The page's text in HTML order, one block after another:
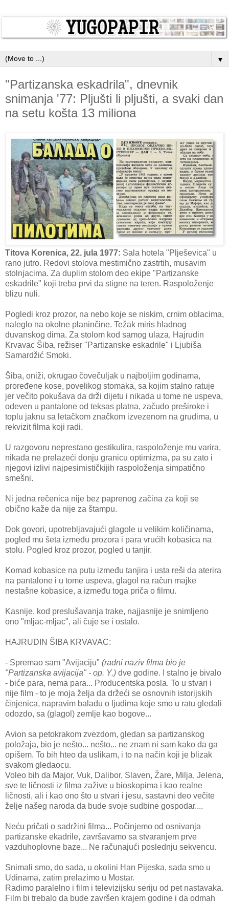
▼
"Partizanska eskadrila", dnevnik
snimanja '77: Pljušti li pljušti, a svaki dan
na setu košta 13 miliona
Titova Korenica, 22. jula 1977: Sala hotela "Plješevica" u
rano jutro. Redovi stolova mestimično zastrtih, musavim
stolnjacima. Za duplim stolom deo ekipe "Partizanske
eskadrile" koji treba prvi da stigne na teren. Raspoloženje
blizu nuli.
Pogledi kroz prozor, na nebo koje se niskim, crnim oblacima,
naleglo na okolne planinčine. Težak miris hladnog
duvanskog dima. Za stolom kod samog ulaza, Hajrudin
Krvavac Šiba, režiser "Partizanske eskadrile" i Ljubiša
Samardžić Smoki.
Šiba, oniži, okrugao čovečuljak u najboljim godinama,
proređene kose, povelikog stomaka, sa kojim stalno ratuje
jer večito pokušava da drži dijetu i nikada u tome ne uspeva,
odeven u pantalone od teksas platna, začudo preširoke i
toplu jaknu sa letačkom značkom izvezenom na grudima, u
rekvizit filma koji radi.
U razgovoru neprestano gestikulira, raspoloženje mu varira,
nikada ne prelazeći donju granicu optimizma, pa su zato i
njegovi izlivi najpesimističkijih raspoloženja simpatično
smešni.
Ni jedna rečenica nije bez paprenog začina za koji se
obično kaže da nije za štampu.
Dok govori, upotrebljavajući glagole u velikim količinama,
pogled mu šeta između prozora i para vrućih kobasica na
stolu. Pogled kroz prozor, pogled u tanjir.
Komad kobasice na putu između tanjira i usta reši da aterira
na pantalone i u tome uspeva, glagol na račun majke
nestašne kobasice, a između toga priča o filmu.
Kasnije, kod preslušavanja trake, najjasnije je snimljeno
ono "mljac-mljac", ali čuje se i ostalo.
HAJRUDIN ŠIBA KRVAVAC:
- Spremao sam "Avijaciju" (radni naziv filma bio je
"Partizanska avijacija" - op. Y.) dve godine. I stalno je bivalo
- biće para, nema para... Producentska posla. To u stvari i
nije film - to je moja želja da držeći se osnovnih istorijskih
činjenica, napravim baladu o ljudima koje smo u ratu gledali
odozdo, sa (glagol) zemlje kao bogove...
Avion sa petokrakom zvezdom, gledan sa partizanskog
položaja, bio je nešto... nešto... ne znam ni sam kako da ga
opišem. To bih hteo da uslikam, i to na način koji je blizak
svakom gledaocu.
Voleo bih da Major, Vuk, Dalibor, Slaven, Žare, Milja, Jelena,
sve te ličnosti iz filma zažive u bioskopima i kao realne
ličnosti, ali i kao ono što u stvari i jesu, sastavni deo večite
želje našeg naroda da bude svoje sudbine gospodar....
Neću pričati o sadržini filma... Počinjemo od osnivanja
partizanske ekadrile, završavamo sa stvaranjem prve
vazduhoplovne baze... Ne računajući poslednju sekvencu.
Snimali smo, do sada, u okolini Han Pijeska, sada smo u
Udinama, zatim prelazimo u Mostar.
Radimo paralelno i film i televizijsku seriju od pet nastavaka.
Film bi trebalo da bude završen krajem godine i da odmah